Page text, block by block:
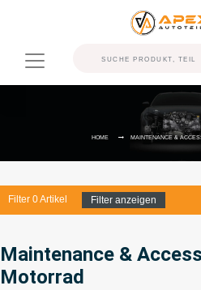
HOME MAINTENANCE &
Filter 0Artikel Filter anzeigen
Maintenance &
Motorrad